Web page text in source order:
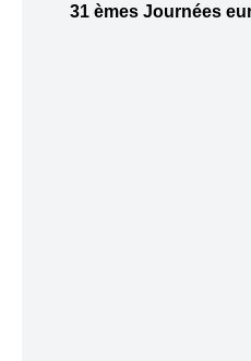
31 èmes Journées